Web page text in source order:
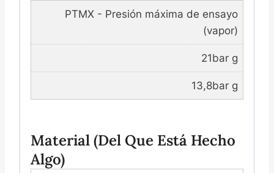
PTMX - Presión máxima de ensayo
(vapor)
21bar g
13,8bar g
Material (del Que Está Hecho
Algo)